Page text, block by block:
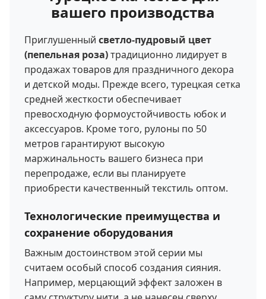
вашего производства
Приглушенный светло-пудровый цвет
(пепельная роза)традиционно лидирует в
продажах товаров для праздничного декора
и детской моды. Прежде всего, турецкая сетка
средней жесткости обеспечивает
превосходную формоустойчивость юбок и
аксессуаров. Кроме того, рулоны по 50
метров гарантируют высокую
маржинальность вашего бизнеса при
перепродаже, если вы планируете
приобрести качественный текстиль оптом.
Технологические преимущества и
сохранение оборудования
Важным достоинством этой серии мы
считаем особый способ создания сияния.
Например, мерцающий эффект заложен в